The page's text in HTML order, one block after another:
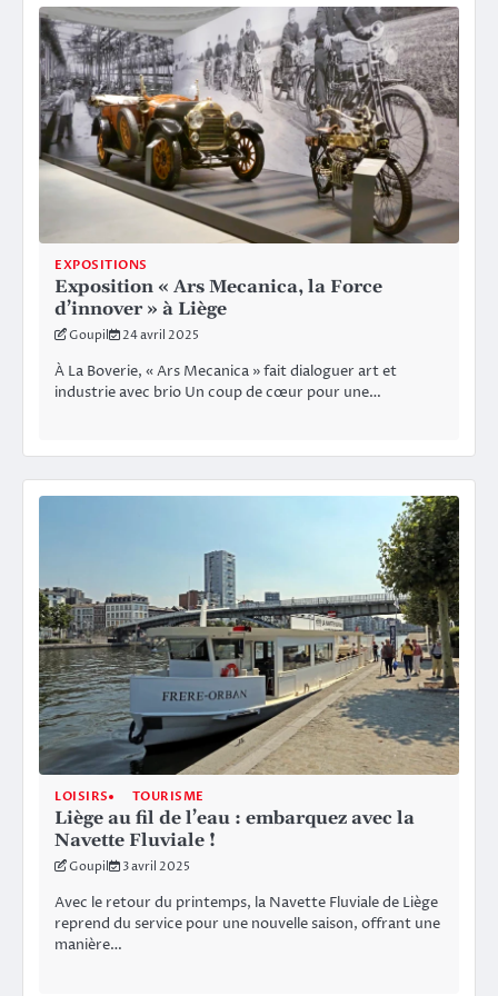
EXPOSITIONS
Exposition « Ars Mecanica, la Force
d’innover » à Liège
Goupil 24 avril 2025
À La Boverie, « Ars Mecanica » fait dialoguer art et
industrie avec brio Un coup de cœur pour une…
LOISIRS TOURISME
Liège au fil de l’eau : embarquez avec la
Navette Fluviale !
Goupil 3 avril 2025
Avec le retour du printemps, la Navette Fluviale de Liège
reprend du service pour une nouvelle saison, offrant une
manière…